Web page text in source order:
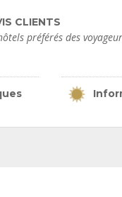
CLIENTS
préférés des